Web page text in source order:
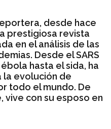
desde hace
prestigiosa revista
en el análisis de las
Desde el SARS
hasta el sida, ha
la evolución de
todo el mundo. De
vive con su esposo en